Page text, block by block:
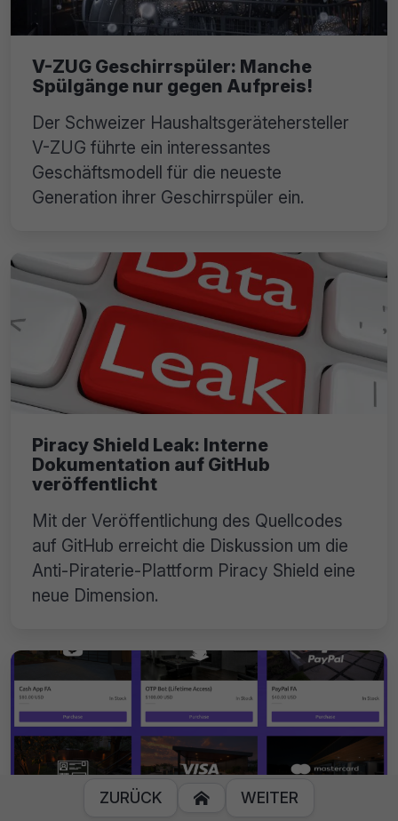
V-ZUG Geschirrspüler: Manche
Spülgänge nur gegen Aufpreis!
Der Schweizer Haushaltsgerätehersteller
V-ZUG führte ein interessantes
Geschäftsmodell für die neueste
Generation ihrer Geschirrspüler ein.
Piracy Shield Leak: Interne
Dokumentation auf GitHub
veröffentlicht
Mit der Veröffentlichung des Quellcodes
auf GitHub erreicht die Diskussion um die
Anti-Piraterie-Plattform Piracy Shield eine
neue Dimension.
ZURÜCK  WEITER